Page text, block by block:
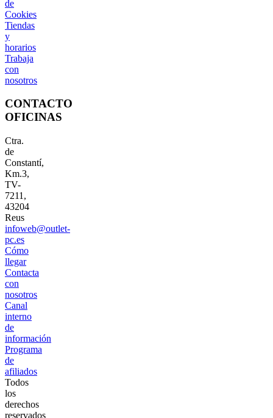
de
Cookies
Tiendas
y
horarios
Trabaja
con
nosotros
CONTACTO
OFICINAS
Ctra.
de
Constantí,
Km.3,
TV-
7211,
43204
Reus
infoweb@outlet-
pc.es
Cómo
llegar
Contacta
con
nosotros
Canal
interno
de
información
Programa
de
afiliados
Todos
los
derechos
reservados